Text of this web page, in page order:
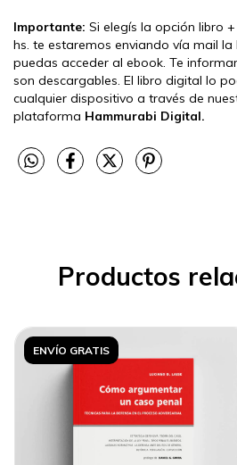
Importante: Si elegís la opción libro
hs. te estaremos enviando vía mail
puedas acceder al ebook. Te
son descargables. El libro digital lo
cualquier dispositivo a través de
plataforma Hammurabi Digital.
Productos
ENVÍO GRATIS